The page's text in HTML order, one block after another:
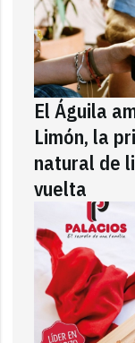
El Águila
Limón, la
natural de
vuelta